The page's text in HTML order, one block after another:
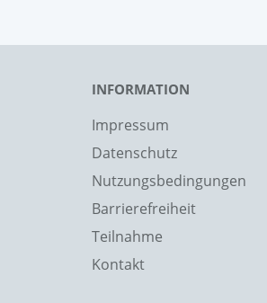
INFORMATION
Impressum
Datenschutz
Nutzungsbedingungen
Barrierefreiheit
Teilnahme
Kontakt